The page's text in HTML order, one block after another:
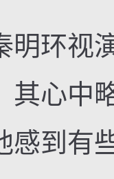
视演
其心中
感到有